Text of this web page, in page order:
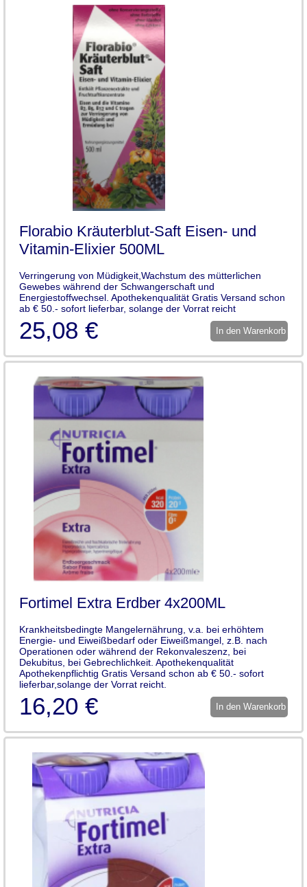
Florabio Kräuterblut-Saft Eisen- und
Vitamin-Elixier 500ML
Verringerung von Müdigkeit,Wachstum des mütterlichen
Gewebes während der Schwangerschaft und
Energiestoffwechsel. Apothekenqualität Gratis Versand schon
ab € 50.- sofort lieferbar, solange der Vorrat reicht
25,08 € In den Warenkorb
Fortimel Extra Erdber 4x200ML
Krankheitsbedingte Mangelernährung, v.a. bei erhöhtem
Energie- und Eiweißbedarf oder Eiweißmangel, z.B. nach
Operationen oder während der Rekonvaleszenz, bei
Dekubitus, bei Gebrechlichkeit. Apothekenqualität
Apothekenpflichtig Gratis Versand schon ab € 50.- sofort
lieferbar,solange der Vorrat reicht.
16,20 € In den Warenkorb